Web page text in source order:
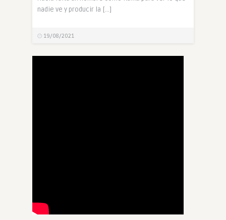
nadie ve y producir la […]
19/08/2021